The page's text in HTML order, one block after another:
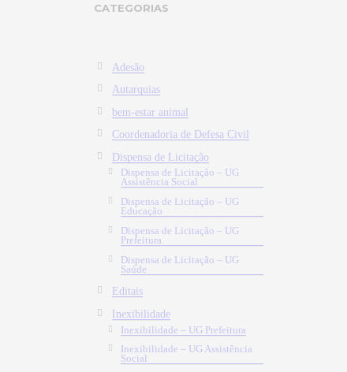
CATEGORIAS
Adesão
Autarquias
bem-estar animal
Coordenadoria de Defesa Civil
Dispensa de Licitação
Dispensa de Licitação – UG
Assistência Social
Dispensa de Licitação – UG
Educação
Dispensa de Licitação – UG
Prefeitura
Dispensa de Licitação – UG
Saúde
Editais
Inexibilidade
Inexibilidade – UG Prefeitura
Inexibilidade – UG Assistência
Social